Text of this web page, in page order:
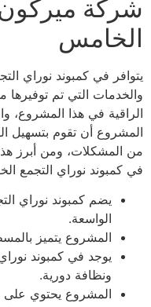
شركة ميركون
الخامس
يتوافر في كمبوند نوراي
والخدمات التي تم توفيرها
الراقية في هذا المشروع،
المشروع أن تقوم بتسهيل
من المشكلات، ومن أبرز
في كمبوند نوراي التجمع
يضم كمبوند نوراي
الواسعة.
المشروع يتميز
يوجد في كمبوند
ونظافة دورية.
المشروع يحتوي